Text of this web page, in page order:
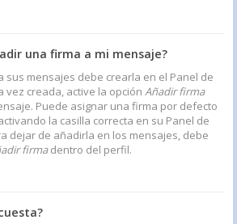
una firma a mi mensaje?
sus mensajes debe crearla en el Panel de
vez creada, active la opción Añadir firma
Puede asignar una firma por defecto
la casilla correcta en su Panel de
dejar de añadirla en los mensajes, debe
firmadentro del perfil.